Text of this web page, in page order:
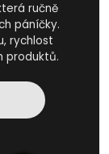
ručně
páníčky.
rychlost
produktů.